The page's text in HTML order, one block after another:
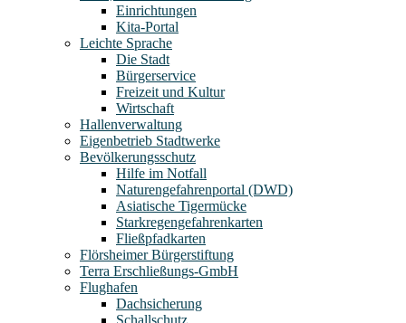
Einrichtungen
Kita-Portal
Leichte Sprache
Die Stadt
Bürgerservice
Freizeit und Kultur
Wirtschaft
Hallenverwaltung
Eigenbetrieb Stadtwerke
Bevölkerungsschutz
Hilfe im Notfall
Naturengefahrenportal (DWD)
Asiatische Tigermücke
Starkregengefahrenkarten
Fließpfadkarten
Flörsheimer Bürgerstiftung
Terra Erschließungs-GmbH
Flughafen
Dachsicherung
Schallschutz